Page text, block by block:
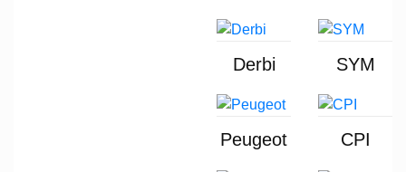
Derbi SYM
Peugeot CPI